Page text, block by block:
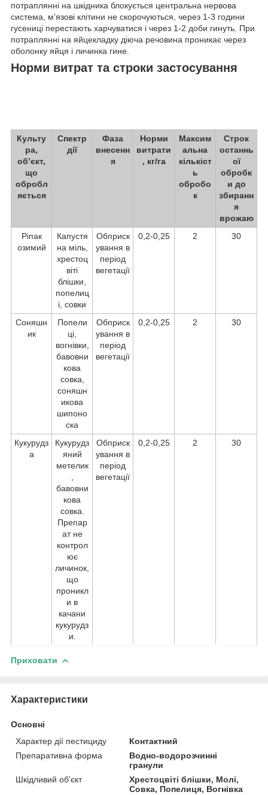
потраплянні на шкідника блокується центральна нервова
система, м’язові клітини не скорочуються, через 1-3 години
гусениці перестають харчуватися і через 1-2 доби гинуть. При
потраплянні на яйцекладку діюча речовина проникає через
оболонку яйця і личинка гине.
Норми витрат та строки застосування
Культу
ра,
об’єкт,
що
обробл
яється
Спектр
дії
Фаза
внесенн
я
Норми
витрати
, кг/га
Максим
альна
кількіст
ь
обробо
к
Строк
останнь
ої
обробк
и до
збиранн
я
врожаю
Ріпак
озимий
Капустя
на міль,
хрестоц
віті
блішки,
попелиц
і, совки
Обприск
ування в
період
вегетації
0,2-0,25 2 30
Соняшн
ик
Попели
ці,
вогнівки,
бавовни
кова
совка,
соняшн
икова
шипоно
ска
Обприск
ування в
період
вегетації
0,2-0,25 2 30
Кукурудз
а
Кукурудз
яний
метелик
бавовни
кова
совка.
Препар
ат не
контрол
ює
личинок,
що
проникл
и в
качани
кукурудз
и.
Обприск
ування в
період
вегетації
0,2-0,25 2 30
Приховати
Характеристики
Основні
Характер дії пестициду
Контактний
Препаративна форма
Водно-водорозчинні
гранули
Шкідливий об'єкт
Хрестоцвіті блішки, Молі,
Совка, Попелиця, Вогнівка